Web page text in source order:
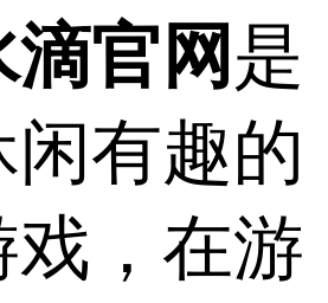
官网是
有趣的
戏，在游